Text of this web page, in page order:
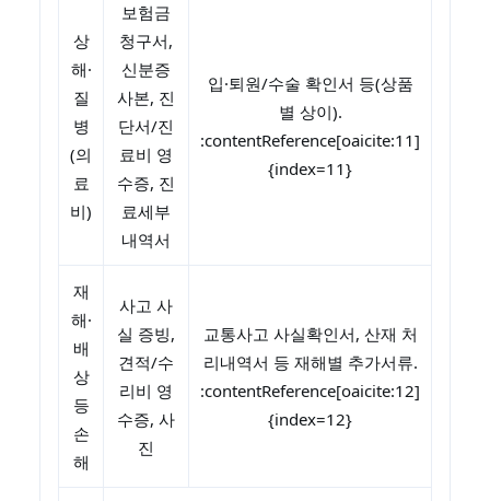
상
해·
질
병
(의
료
비)
보험금
청구서,
신분증
사본, 진
단서/진
료비 영
수증, 진
료세부
내역서
입·퇴원/수술 확인서 등(상품
별 상이).
:contentReference[oaicite:11]
{index=11}
재
해·
배
상
등
손
해
사고 사
실 증빙,
견적/수
리비 영
수증, 사
진
교통사고 사실확인서, 산재 처
리내역서 등 재해별 추가서류.
:contentReference[oaicite:12]
{index=12}